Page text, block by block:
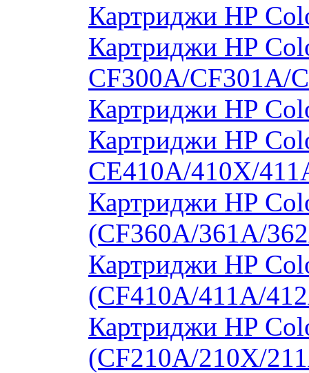
Картриджи HP
Картриджи HP
CF300A/CF301A/
Картриджи HP
Картриджи HP
CE410A/410X/
Картриджи HP
(CF360A/361A/
Картриджи HP
(CF410A/411A/
Картриджи HP
(CF210A/210X/